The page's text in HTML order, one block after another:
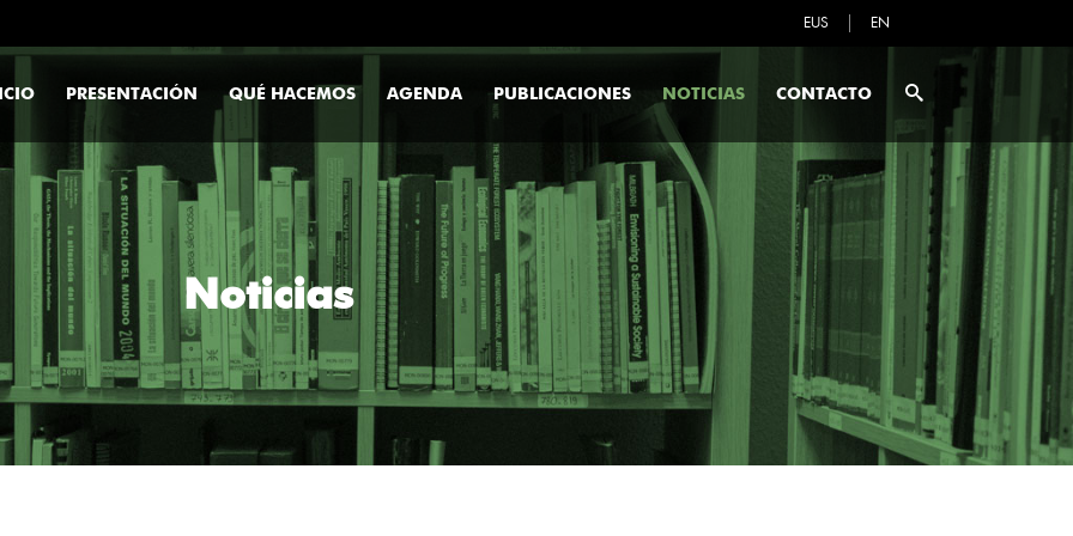
EUS EN
PRESENTACIÓN QUÉ HACEMOS AGENDA PUBLICACIONES NOTICIAS CONTACTO
Noticias